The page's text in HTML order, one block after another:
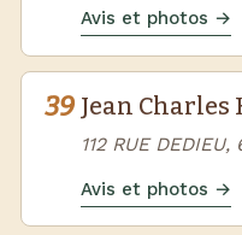
Avis et photos →
39 Jean
112 RUE
Avis et photos →